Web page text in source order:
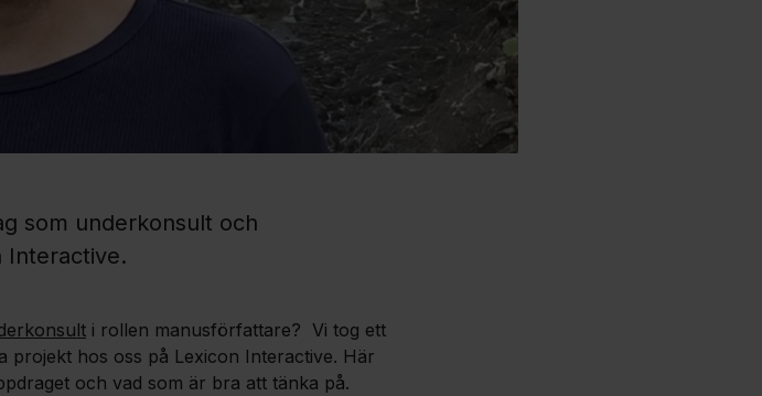
som underkonsult och
Interactive.
i rollen manusförfattare? Vi tog ett
projekt hos oss på Lexicon Interactive. Här
och vad som är bra att tänka på.